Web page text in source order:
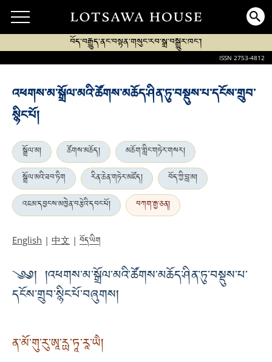
བོད་བརྒྱུད་ནང་བསྟན་གསུང་རབ་སྒྲ་བསྒྱུར་ཁང་།
ISSN 2753-4812
འཕགས་མ་སྒྲོལ་མའི་ཚོགས་མཆོད་ཤིན་ཏུ་བསྡུས་པ་དངོས་གྲུབ་
སྙིང་པོ།
སྒྲོལ་མ། ཚོགས་མཆོད།
མཆོག་གླིང་གཏེར་གསར།
སྒྲོལ་མའི་ཟབ་ཏིག
རིན་ཆེན་གཏེར་མཛོད།
བོད་ཀྱི་བླ་མ།
འཇམ་དབྱངས་མཁྱེན་བརྩེའི་དབང་པོ།
བཀག་རྒྱ་ཅན།
English | 中文 | བོད་ཡིག
༄༅། །འཕགས་མ་སྒྲོལ་མའི་ཚོགས་མཆོད་ཤིན་ཏུ་བསྡུས་པ་
དངོས་གྲུབ་སྙིང་པོ་བཞུགས།
ན་མོ་གུ་རུ་ཨཱ་རྻ་ཏཱ་རཱ་ཡཻ།